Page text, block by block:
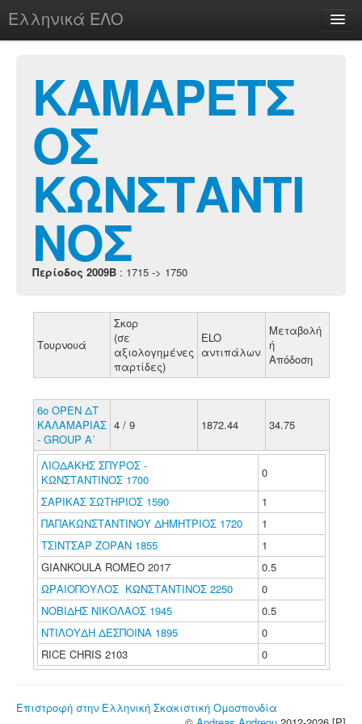
Ελληνικά ΕΛΟ
chesstu.be @ discord
Login
ΚΑΜΑΡΕΤΣ
ΟΣ
ΚΩΝΣΤΑΝΤΙ
ΝΟΣ
Περίοδος 2009B : 1715 -> 1750
Τουρνουά
Σκορ
(σε
αξιολογημένες
παρτίδες)
ELO
αντιπάλων
Μεταβολή
ή
Απόδοση
6ο ΟΡΕΝ ΔΤ
ΚΑΛΑΜΑΡΙΑΣ
- GROUP A΄
4 / 9 1872.44 34.75
ΛΙΟΔΑΚΗΣ ΣΠΥΡΟΣ -
ΚΩΝΣΤΑΝΤΙΝΟΣ 1700
0
ΣΑΡΙΚΑΣ ΣΩΤΗΡΙΟΣ 1590
1
ΠΑΠΑΚΩΝΣΤΑΝΤΙΝΟΥ ΔΗΜΗΤΡΙΟΣ 1720
1
ΤΣΙΝΤΣΑΡ ΖΟΡΑΝ 1855
1
GIANKOULA ROMEO 2017
0.5
ΩΡΑΙΟΠΟΥΛΟΣ ΚΩΝΣΤΑΝΤΙΝΟΣ 2250
0
ΝΟΒΙΔΗΣ ΝΙΚΟΛΑΟΣ 1945
0.5
ΝΤΙΛΟΥΔΗ ΔΕΣΠΟΙΝΑ 1895
0
RICE CHRIS 2103
0
Επιστροφή στην Ελληνική Σκακιστική Ομοσπονδία